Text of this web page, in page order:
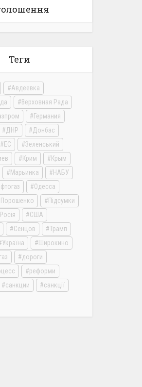
Теги
Авдеевка
Верховная Рада
Германия
ДНР
Донбас
ЕС
Зеленський
Крим
Крым
Марьинка
НАБУ
Одесса
Порошенко
Підсумки
Росія
США
Сенцов
Трамп
Україна
Широкино
газ
дороги
реформи
санкции
санкції